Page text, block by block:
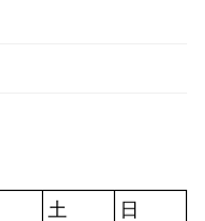
土
日